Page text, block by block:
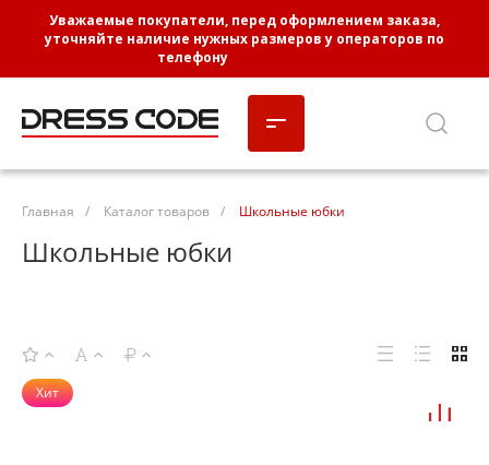
Уважаемые покупатели, перед оформлением заказа,
уточняйте наличие нужных размеров у операторов по
телефону
Главная / Каталог товаров / Школьные юбки
Школьные юбки
Хит